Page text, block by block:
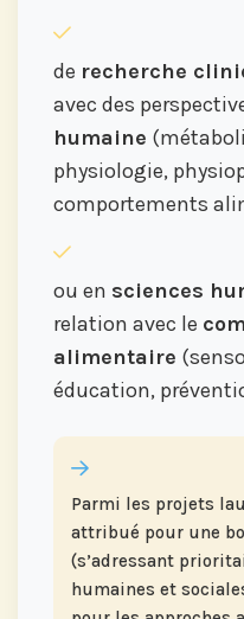
de recherche
avec des
humaine
physiologie,
comportements
ou en sciences
relation avec le
alimentaire
éducation,
Parmi les projets
attribué pour une
(s’adressant
humaines et